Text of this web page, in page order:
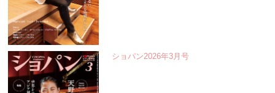
ショパン2026年3月号